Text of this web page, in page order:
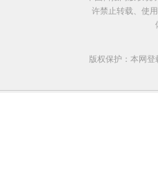
许禁止转载、使
版权保护：本网